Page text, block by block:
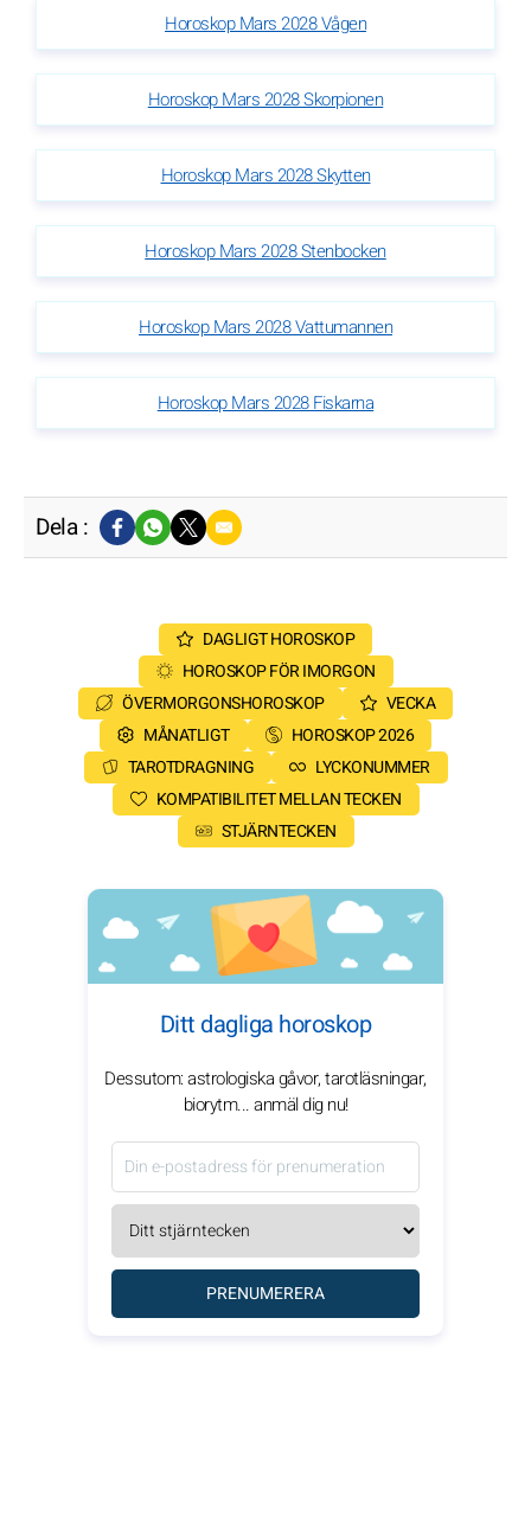
Horoskop Mars 2028 Vågen
Horoskop Mars 2028 Skorpionen
Horoskop Mars 2028 Skytten
Horoskop Mars 2028 Stenbocken
Horoskop Mars 2028 Vattumannen
Horoskop Mars 2028 Fiskarna
Dela :
DAGLIGT HOROSKOP
HOROSKOP FÖR IMORGON
ÖVERMORGONSHOROSKOP
VECKA
MÅNATLIGT
HOROSKOP 2026
TAROTDRAGNING
LYCKONUMMER
KOMPATIBILITET MELLAN TECKEN
STJÄRNTECKEN
Ditt dagliga horoskop
Dessutom: astrologiska gåvor, tarotläsningar,
biorytm... anmäl dig nu!
PRENUMERERA